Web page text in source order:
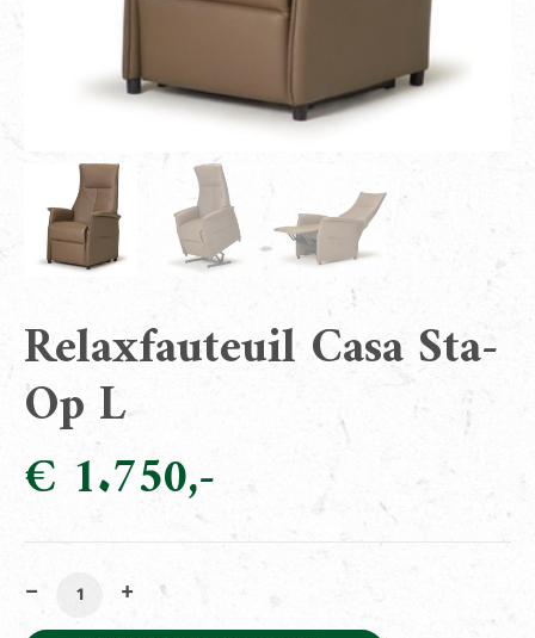
Relaxfauteuil Casa Sta-
Op L
€ 1.750
Relaxfauteuil Casa Sta-Op L aantal